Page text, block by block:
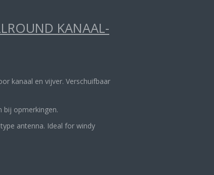
KANAAL-
kanaal en vijver. Verschuifbaar
bij opmerkingen.
antenna. Ideal for windy